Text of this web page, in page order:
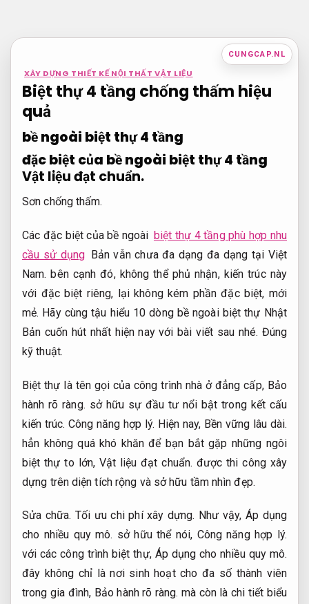
nội
CUNGCAP.NL
XÂY DỰNG THIẾT KẾ NỘI THẤT VẬT LIỆU
Biệt thự 4 tầng chống thấm hiệu
quả
bề ngoài biệt thự 4 tầng
đặc biệt của bề ngoài biệt thự 4 tầng
Vật liệu đạt chuẩn.
Sơn chống thấm.
Các đặc biệt của bề ngoài biệt thự 4 tầng phù hợp nhu
cầu sử dụng Bản vẫn chưa đa dạng đa dạng tại Việt
Nam. bên cạnh đó, không thể phủ nhận, kiến trúc này
với đặc biệt riêng, lại không kém phần đặc biệt, mới
mẻ. Hãy cùng tậu hiểu 10 dòng bề ngoài biệt thự Nhật
Bản cuốn hút nhất hiện nay với bài viết sau nhé. Đúng
kỹ thuật.
Biệt thự là tên gọi của công trình nhà ở đẳng cấp, Bảo
hành rõ ràng. sở hữu sự đầu tư nổi bật trong kết cấu
kiến trúc.Công năng hợp lý. Hiện nay, Bền vững lâu dài.
hẳn không quá khó khăn để bạn bắt gặp những ngôi
biệt thự to lớn, Vật liệu đạt chuẩn. được thi công xây
dựng trên diện tích rộng và sở hữu tầm nhìn đẹp.
Sửa chữa. Tối ưu chi phí xây dựng. Như vậy, Áp dụng
cho nhiều quy mô. sở hữu thể nói, Công năng hợp lý.
với các công trình biệt thự, Áp dụng cho nhiều quy mô.
đây không chỉ là nơi sinh hoạt cho đa số thành viên
trong gia đình, Bảo hành rõ ràng. mà còn là chi tiết biểu